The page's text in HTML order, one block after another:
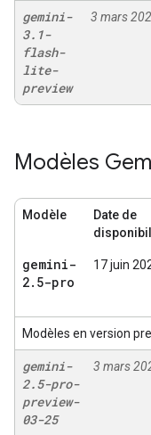
gemini-
3. 1-
flash-
lite-
preview
3 mars
Modèles
Modèle
Date de
gemini-
2. 5-pro
17 juin
Modèles en version
gemini-
2.5-pro-
preview-
03-25
3 mars